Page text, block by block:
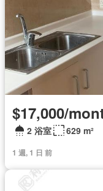
$17,000/
2 浴室 629 m²
1 週, 1 日 前